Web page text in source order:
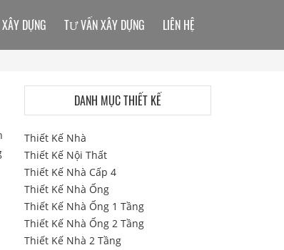
DỰNG TƯ VẤN XÂY DỰNG LIÊN HỆ
DANH MỤC THIẾT KẾ
Thiết Kế Nhà
Thiết Kế Nội Thất
Thiết Kế Nhà Cấp 4
Thiết Kế Nhà Ống
Thiết Kế Nhà Ống 1 Tầng
Thiết Kế Nhà Ống 2 Tầng
Thiết Kế Nhà 2 Tầng